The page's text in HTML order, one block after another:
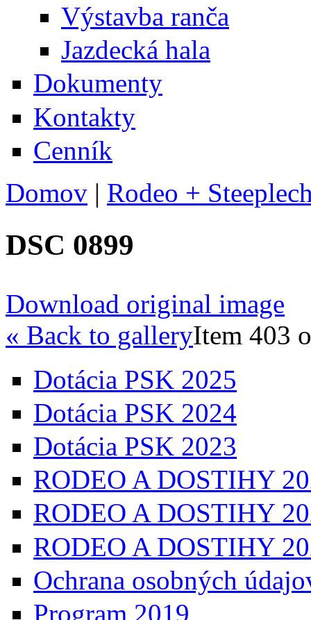
Výstavba ranča
Jazdecká hala
Dokumenty
Kontakty
Cenník
Nachádzate sa tu
Domov | Rodeo +
DSC 0899
Download original image
« Back to galleryItem 403
Dotácia PSK 2025
Dotácia PSK 2024
Dotácia PSK 2023
RODEO A DOSTIHY
RODEO A DOSTIHY
RODEO A DOSTIHY
Ochrana osobných
Program 2019